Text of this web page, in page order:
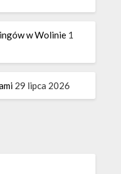
w Wolinie 1
29 lipca 2026